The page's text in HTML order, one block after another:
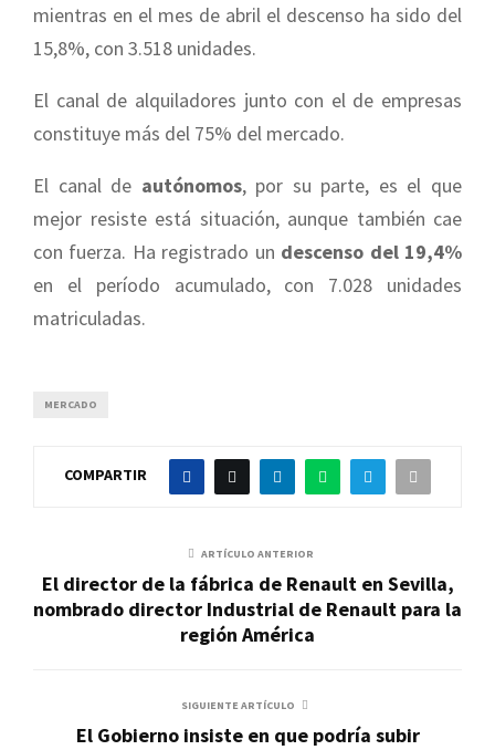
mientras en el mes de abril el descenso ha sido del
15,8%, con 3.518 unidades.
El canal de alquiladores junto con el de empresas
constituye más del 75% del mercado.
El canal de autónomos, por su parte, es el que
mejor resiste está situación, aunque también cae
con fuerza. Ha registrado un descenso del 19,4%
en el período acumulado, con 7.028 unidades
matriculadas.
MERCADO
COMPARTIR
ARTÍCULO ANTERIOR
El director de la fábrica de Renault en Sevilla,
nombrado director Industrial de Renault para la
región América
SIGUIENTE ARTÍCULO
El Gobierno insiste en que podría subir